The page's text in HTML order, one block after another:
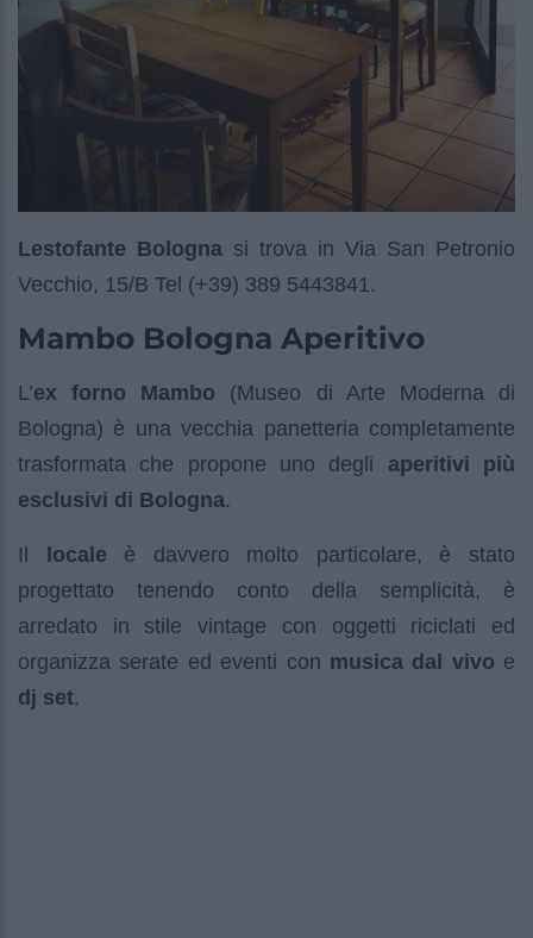
Lestofante Bologna si trova in Via San Petronio
Vecchio, 15/B Tel (+39) 389 5443841.
Mambo Bologna Aperitivo
L’ex forno Mambo (Museo di Arte Moderna di
Bologna) è una vecchia panetteria completamente
trasformata che propone uno degli aperitivi più
esclusivi di Bologna.
Il locale è davvero molto particolare, è stato
progettato tenendo conto della semplicità, è
arredato in stile vintage con oggetti riciclati ed
organizza serate ed eventi con musica dal vivo e
dj set.